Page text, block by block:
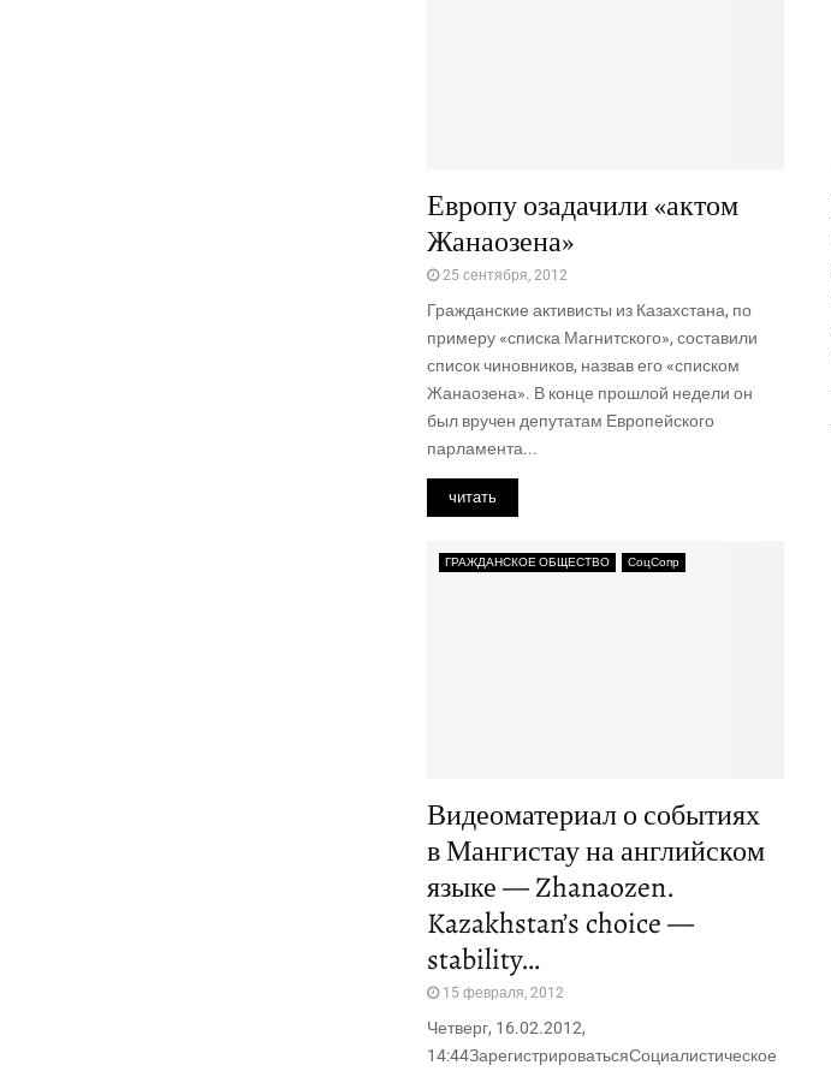
Европу озадачили «актом
Жанаозена»
25 сентября, 2012
Гражданские активисты из Казахстана, по
примеру «списка Магнитского», составили
список чиновников, назвав его «списком
Жанаозена». В конце прошлой недели он
был вручен депутатам Европейского
парламента...
читать
ГРАЖДАНСКОЕ ОБЩЕСТВО СоцСопр
Видеоматериал о событиях
в Мангистау на английском
языке — Zhanaozen.
Kazakhstan’s choice —
stability…
15 февраля, 2012
Четверг, 16.02.2012,
14:44ЗарегистрироватьсяСоциалистическое